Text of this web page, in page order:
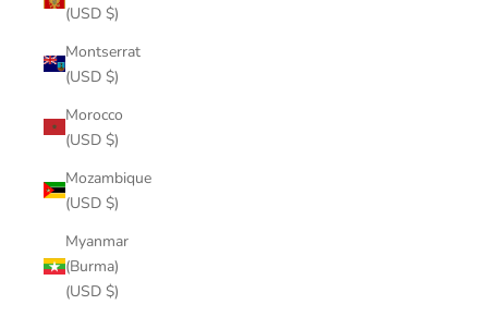
(USD $)
Montserrat
(USD $)
Morocco
(USD $)
Mozambique
(USD $)
Myanmar
(Burma)
(USD $)